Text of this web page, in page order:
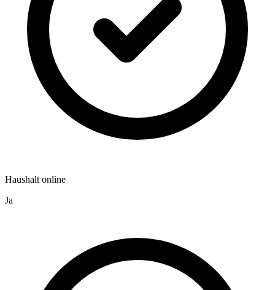
Haushalt online
Ja